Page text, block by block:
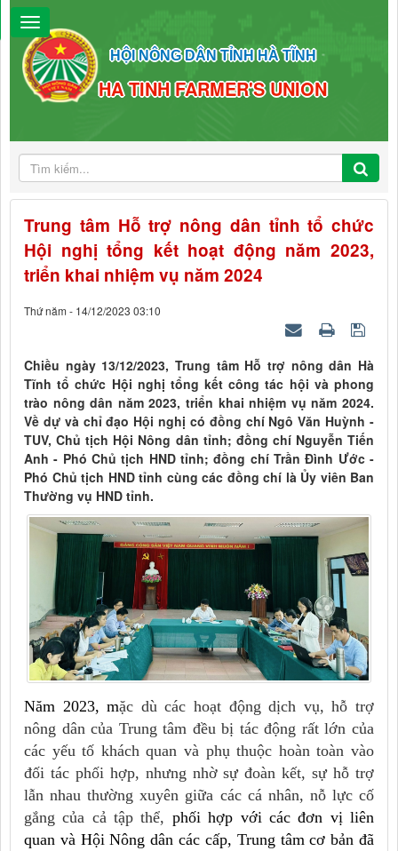
HỘI NÔNG DÂN TỈNH HÀ TĨNH
HA TINH FARMER'S UNION
Trung tâm Hỗ trợ nông dân tỉnh tổ chức
Hội nghị tổng kết hoạt động năm 2023,
triển khai nhiệm vụ năm 2024
Thứ năm - 14/12/2023 03:10
Chiều ngày 13/12/2023, Trung tâm Hỗ trợ nông dân Hà
Tĩnh tổ chức Hội nghị tổng kết công tác hội và phong
trào nông dân năm 2023, triển khai nhiệm vụ năm 2024.
Về dự và chỉ đạo Hội nghị có đồng chí Ngô Văn Huỳnh -
TUV, Chủ tịch Hội Nông dân tỉnh; đồng chí Nguyễn Tiến
Anh - Phó Chủ tịch HND tỉnh; đồng chí Trần Đình Ước -
Phó Chủ tịch HND tỉnh cùng các đồng chí là Ủy viên Ban
Thường vụ HND tỉnh.
Năm 2023, mặc dù các hoạt động dịch vụ, hỗ trợ
nông dân của Trung tâm đều bị tác động rất lớn của
các yếu tố khách quan và phụ thuộc hoàn toàn vào
đối tác phối hợp, nhưng nhờ sự đoàn kết, sự hỗ trợ
lẫn nhau thường xuyên giữa các cá nhân, nỗ lực cố
gắng của cả tập thể, phối hợp với các đơn vị liên
quan và Hội Nông dân các cấp, Trung tâm cơ bản đã